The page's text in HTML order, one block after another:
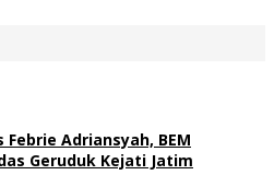
Febrie Adriansyah, BEM
Geruduk Kejati Jatim